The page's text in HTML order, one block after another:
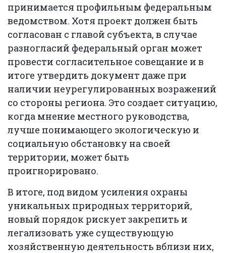
принимается профильным федеральным
ведомством. Хотя проект должен быть
согласован с главой субъекта, в случае
разногласий федеральный орган может
провести согласительное совещание и в
итоге утвердить документ даже при
наличии неурегулированных возражений
со стороны региона. Это создает ситуацию,
когда мнение местного руководства,
лучше понимающего экологическую и
социальную обстановку на своей
территории, может быть
проигнорировано.
В итоге, под видом усиления охраны
уникальных природных территорий,
новый порядок рискует закрепить и
легализовать уже существующую
хозяйственную деятельность вблизи них,